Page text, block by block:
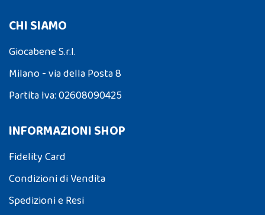
CHI SIAMO
Giocabene S.r.l.
Milano - via della Posta 8
Partita Iva: 02608090425
INFORMAZIONI SHOP
Fidelity Card
Condizioni di Vendita
Spedizioni e Resi